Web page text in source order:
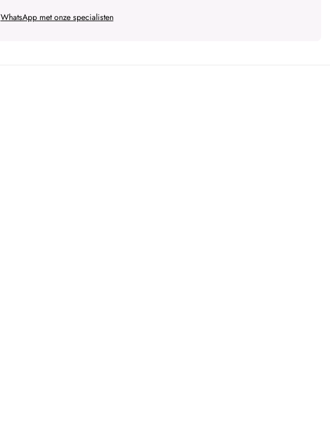
WhatsApp met onze specialisten